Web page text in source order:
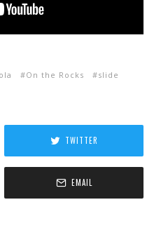
On the Rocks
slide
TWITTER
EMAIL